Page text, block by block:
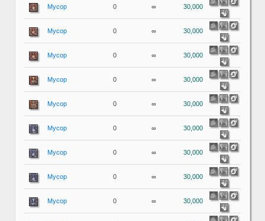
Мусор 0 ∞ 30,000
Мусор 0 ∞ 30,000
Мусор 0 ∞ 30,000
Мусор 0 ∞ 30,000
Мусор 0 ∞ 30,000
Мусор 0 ∞ 30,000
Мусор 0 ∞ 30,000
Мусор 0 ∞ 30,000
Мусор 0 ∞ 30,000